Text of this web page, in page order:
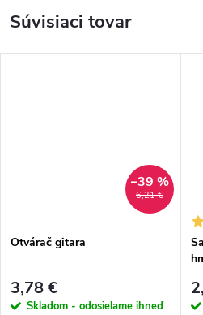
Súvisiaci tovar
6,21 €
–39 %
Otvárač gitara
3,78 €
Skladom - odosielame ihneď